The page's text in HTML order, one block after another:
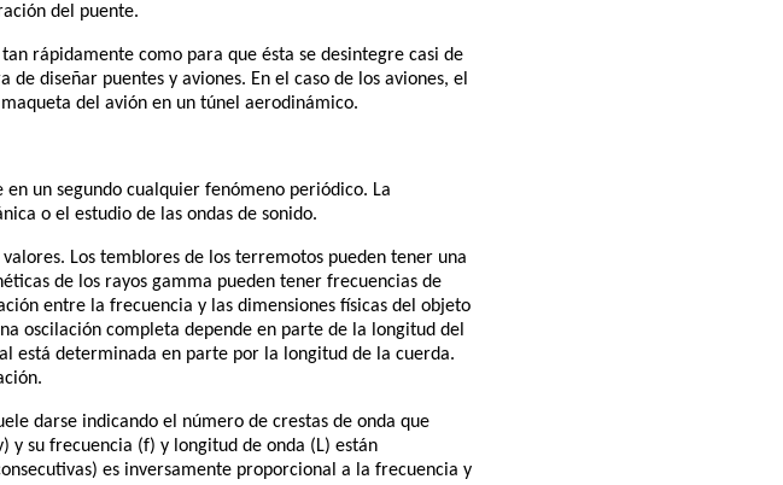
del puente.
rápidamente como para que ésta se desintegre casi de
diseñar puentes y aviones. En el caso de los aviones, el
del avión en un túnel aerodinámico.
un segundo cualquier fenómeno periódico. La
o el estudio de las ondas de sonido.
Los temblores de los terremotos pueden tener una
de los rayos gamma pueden tener frecuencias de
entre la frecuencia y las dimensiones físicas del objeto
oscilación completa depende en parte de la longitud del
está determinada en parte por la longitud de la cuerda.
darse indicando el número de crestas de onda que
y su frecuencia (f) y longitud de onda (L) están
es inversamente proporcional a la frecuencia y